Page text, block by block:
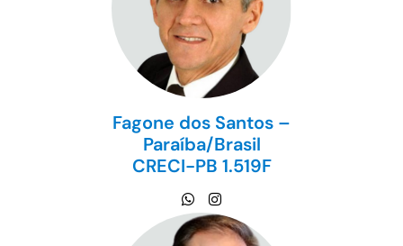
Fagone dos Santos –
Paraíba/Brasil
CRECI-PB 1.519F